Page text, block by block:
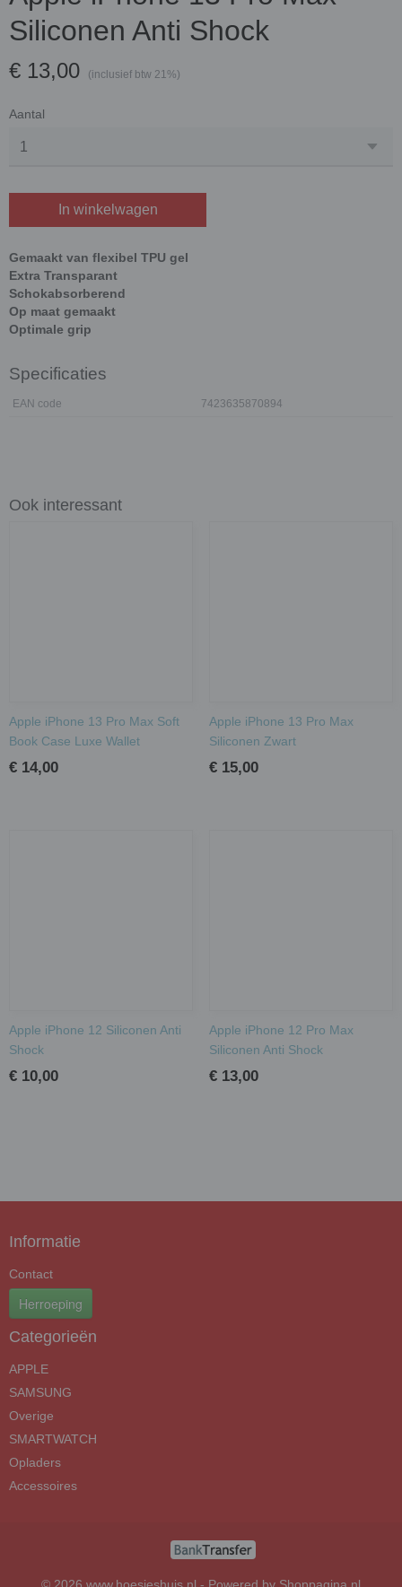
Siliconen Anti Shock
€ 13,00 (inclusief btw 21%)
Aantal
In winkelwagen
Gemaakt van flexibel TPU gel
Extra Transparant
Schokabsorberend
Op maat gemaakt
Optimale grip
Specificaties
EAN code 7423635870894
Ook interessant
Apple iPhone 13 Pro Max Soft
Book Case Luxe Wallet
€ 14,00
Apple iPhone 13 Pro Max
Siliconen Zwart
€ 15,00
Apple iPhone 12 Siliconen Anti
Shock
€ 10,00
Apple iPhone 12 Pro Max
Siliconen Anti Shock
€ 13,00
Informatie
Contact
Herroeping
Categorieën
APPLE
SAMSUNG
Overige
SMARTWATCH
Opladers
Accessoires